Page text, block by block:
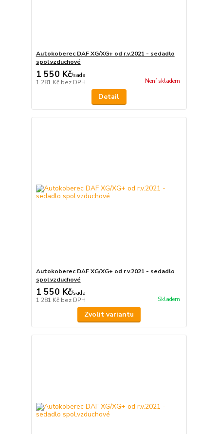
Autokoberec DAF XG/XG+ od r.v.2021 - sedadlo
spol.vzduchové
1 550 Kč/sada
1 281 Kč bez DPH Není skladem
Detail
Autokoberec DAF XG/XG+ od r.v.2021 - sedadlo
spol.vzduchové
1 550 Kč/sada
1 281 Kč bez DPH Skladem
Zvolit variantu